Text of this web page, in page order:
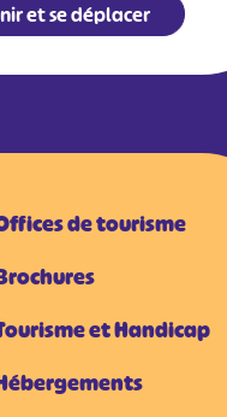
et se déplacer
de tourisme
et Handicap